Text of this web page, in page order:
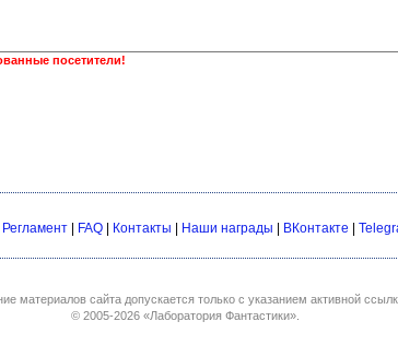
посетители!
Регламент FAQ Контакты Наши награды ВКонтакте
материалов сайта допускается только с указанием активной
© 2005-2026 «Лаборатория Фантастики».